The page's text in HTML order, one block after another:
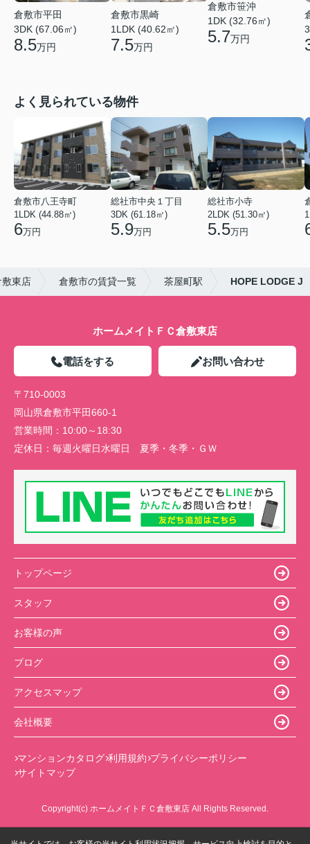
倉敷市平田
3DK (67.06㎡)
8.5万円
倉敷市黒崎
1LDK (40.62㎡)
7.5万円
倉敷市笹沖
1DK (32.76㎡)
5.7万円
よく見られている物件
倉敷市八王寺町
1LDK (44.88㎡)
6万円
総社市中央１丁目
3DK (61.18㎡)
5.9万円
総社市小寺
2LDK (51.30㎡)
5.5万円
東店 倉敷市の賃貸一覧 茶屋町駅 HOPE LODGE J
ホームメイトＦＣ倉敷東店
電話をする お問い合わせ
〒710-0003
岡山県倉敷市平田660-1
営業時間： 10:00～18:30
定休日： 毎週火曜日水曜日 夏季・冬季・ＧＷ
トップページ
スタッフ
お客様の声
ブログ
アクセスマップ
会社概要
マンションカタログ 利用規約 プライバシーポリシー
サイトマップ
Copyright(c) ホームメイトＦＣ倉敷東店 All Rights Reserved.